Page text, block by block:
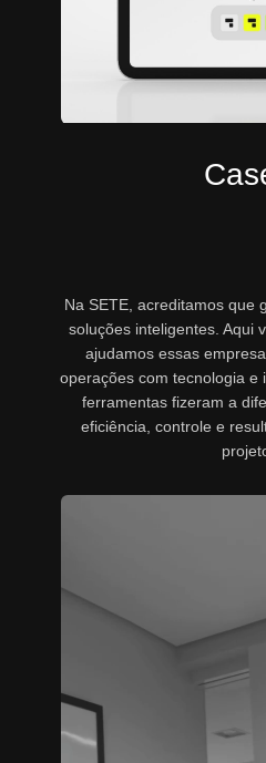
Na SETE, acreditamos que
soluções inteligentes. Aqui
ajudamos essas
operações com tecnologia e
ferramentas fizeram a
eficiência, controle e